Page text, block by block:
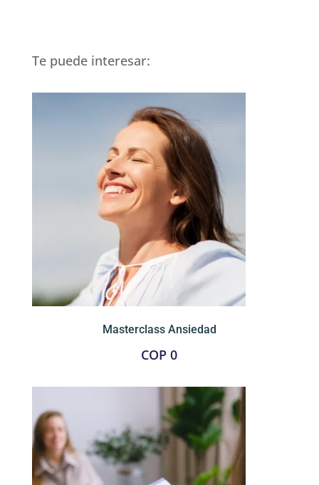
Te puede interesar:
Masterclass Ansiedad
COP 0